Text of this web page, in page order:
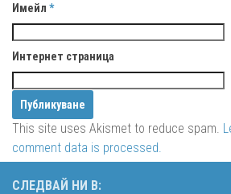
Имейл *
Интернет страница
This site uses Akismet to reduce spam.
comment data is processed.
СЛЕДВАЙ НИ В: